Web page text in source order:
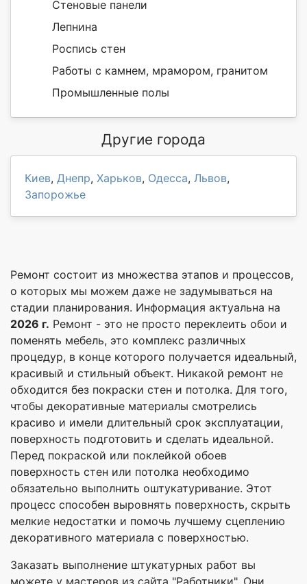
Стеновые панели
Лепнина
Роспись стен
Работы с камнем, мрамором, гранитом
Промышленные полы
Другие города
Киев, Днепр, Харьков, Одесса, Львов,
Запорожье
Ремонт состоит из множества этапов и процессов,
о которых мы можем даже не задумываться на
стадии планирования. Информация актуальна на
2026 г. Ремонт - это не просто переклеить обои и
поменять мебель, это комплекс различных
процедур, в конце которого получается идеальный,
красивый и стильный объект. Никакой ремонт не
обходится без покраски стен и потолка. Для того,
чтобы декоративные материалы смотрелись
красиво и имели длительный срок эксплуатации,
поверхность подготовить и сделать идеальной.
Перед покраской или поклейкой обоев
поверхность стен или потолка необходимо
обязательно выполнить оштукатуривание. Этот
процесс способен выровнять поверхность, скрыть
мелкие недостатки и помочь лучшему сцеплению
декоративного материала с поверхностью.
Заказать выполнение штукатурных работ вы